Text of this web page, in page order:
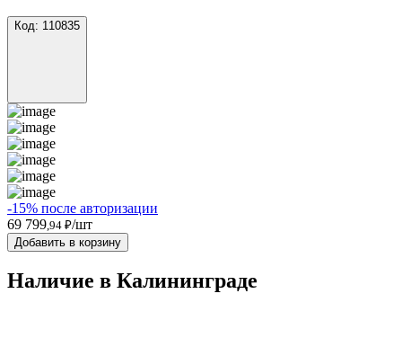
Код: 110835
-15% после авторизации
69 799 ,94 ₽/шт
Добавить в корзину
Наличие в Калининградe